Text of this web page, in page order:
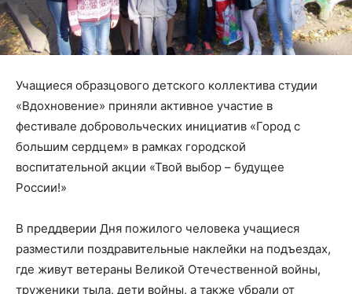
Учащиеся образцового детского коллектива студии
«Вдохновение» приняли активное участие в
фестивале добровольческих инициатив «Город с
большим сердцем» в рамках городской
воспитательной акции «Твой выбор – будущее
России!»
В преддверии Дня пожилого человека учащиеся
разместили поздравительные наклейки на подъездах,
где живут ветераны Великой Отечественной войны,
труженики тыла, дети войны, а также убрали от